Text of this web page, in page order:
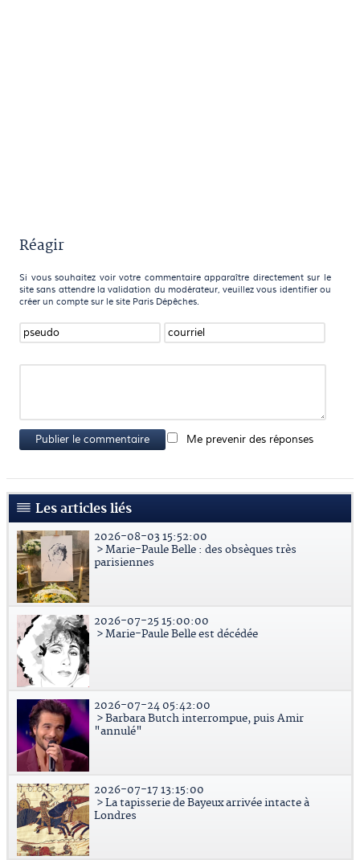
Réagir
Si vous souhaitez voir votre commentaire apparaître directement sur le
site sans attendre la validation du modérateur, veuillez vous identifier ou
créer un compte sur le site Paris Dépêches.
Publier le commentaire Me prevenir des réponses
Les articles liés
2026-08-03 15:52:00
> Marie-Paule Belle : des obsèques très
parisiennes
2026-07-25 15:00:00
> Marie-Paule Belle est décédée
2026-07-24 05:42:00
> Barbara Butch interrompue, puis Amir
"annulé"
2026-07-17 13:15:00
> La tapisserie de Bayeux arrivée intacte à
Londres